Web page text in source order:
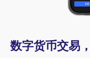
数字货币交易